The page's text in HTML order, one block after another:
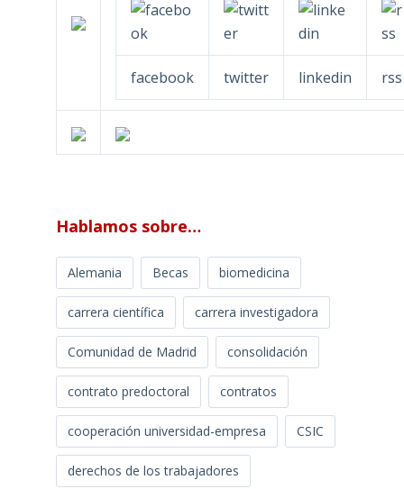
facebook twitter linkedin rss
Hablamos sobre…
Alemania Becas biomedicina
carrera científica carrera investigadora
Comunidad de Madrid consolidación
contrato predoctoral contratos
cooperación universidad-empresa CSIC
derechos de los trabajadores